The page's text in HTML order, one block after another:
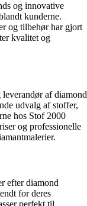
og innovative
kunderne.
og tilbehør har gjort
kvalitet og
af diamond
udvalg af stoffer,
hos Stof 2000
og professionelle
efter diamond
for deres